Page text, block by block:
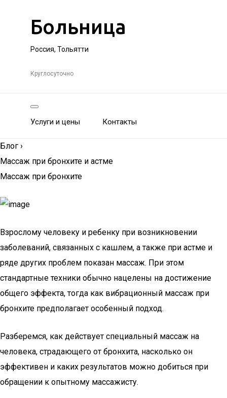
Больница
Россия, Тольятти
Круглосуточно
Услуги и цены Контакты
Блог ›
Массаж при бронхите и астме
Массаж при бронхите
Взрослому человеку и ребенку при возникновении
заболеваний, связанных с кашлем, а также при астме и
ряде других проблем показан массаж. При этом
стандартные техники обычно нацелены на достижение
общего эффекта, тогда как вибрационный массаж при
бронхите предполагает особенный подход.
Разберемся, как действует специальный массаж на
человека, страдающего от бронхита, насколько он
эффективен и каких результатов можно добиться при
обращении к опытному массажисту.